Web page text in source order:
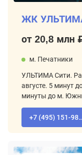
ЖК
от 20,8 млн
м. Печатники
УЛЬТИМА Сити.
августе. 5 минут
минуты до м.
+7 (495)